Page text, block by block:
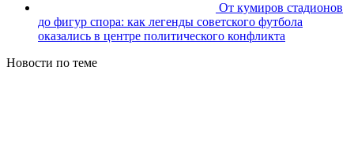
От кумиров стадионов
до фигур спора: как легенды советского футбола
оказались в центре политического конфликта
Новости по теме